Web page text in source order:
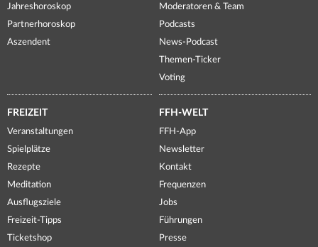
Jahreshoroskop
Partnerhoroskop
Aszendent
Moderatoren & Team
Podcasts
News-Podcast
Themen-Ticker
Voting
FREIZEIT
Veranstaltungen
Spielplätze
Rezepte
Meditation
Ausflugsziele
Freizeit-Tipps
Ticketshop
FFH-WELT
FFH-App
Newsletter
Kontakt
Frequenzen
Jobs
Führungen
Presse